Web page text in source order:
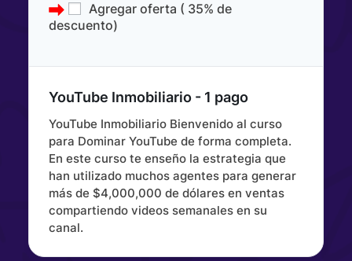
Agregar oferta ( 35% de
descuento)
YouTube Inmobiliario Bienvenido al curso
para Dominar YouTube de forma completa.
En este curso te enseño la estrategia que
han utilizado muchos agentes para generar
más de $4,000,000 de dólares en ventas
compartiendo videos semanales en su
canal.